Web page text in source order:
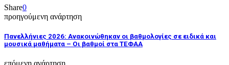
Share0
προηγούμενη ανάρτηση
Πανελλήνιες 2026: Ανακοινώθηκαν οι βαθμολογίες σε ειδικά και
μουσικά μαθήματα – Οι βαθμοί στα ΤΕΦΑΑ
επόμενη ανάρτηση